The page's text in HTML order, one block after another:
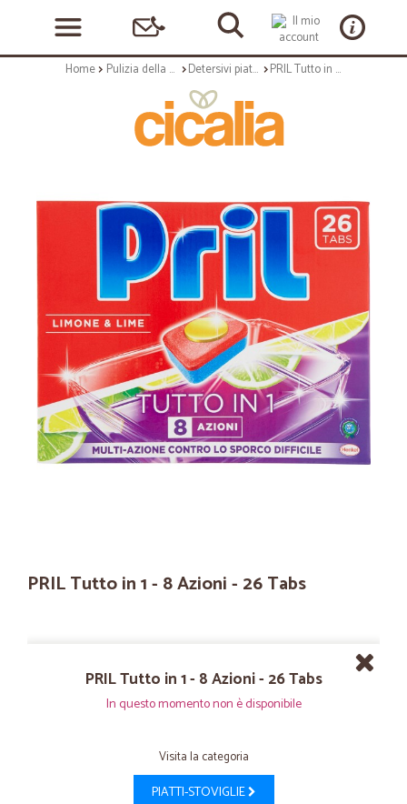
Home Pulizia della casa Detersivi piatti e stoviglie PRIL Tutto in 1 - 8 Azioni - 26 Tabs
PRIL Tutto in 1 - 8 Azioni - 26 Tabs
PRIL Tutto in 1 - 8 Azioni - 26 Tabs
In questo momento non è disponibile
Visita la categoria
PIATTI-STOVIGLIE